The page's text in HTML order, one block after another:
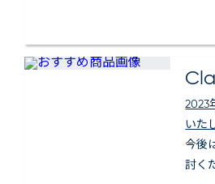
2023
いた
今後
討く